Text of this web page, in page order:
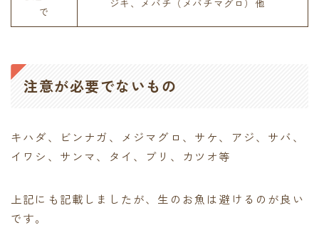
で
注意が必要でないもの
キハダ、ビンナガ、メジマグロ、サケ、アジ、サバ、
イワシ、サンマ、タイ、ブリ、カツオ等
上記にも記載しましたが、生のお魚は避けるのが良い
です。